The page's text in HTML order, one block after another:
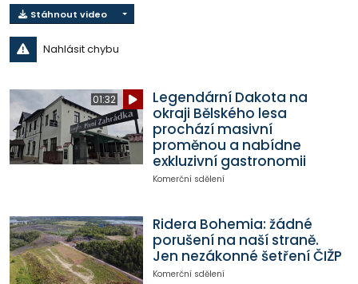
Stáhnout video
Nahlásit chybu
01:32
Legendární Dakota na
okraji Bělského lesa
prochází masivní
proměnou a nabídne
exkluzivní gastronomii
Komerční sdělení
Ridera Bohemia: žádné
porušení na naší straně.
Jen nezákonné šetření ČIŽP
Komerční sdělení